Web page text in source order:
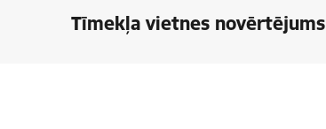
Tīmekļa vietnes novērtējums